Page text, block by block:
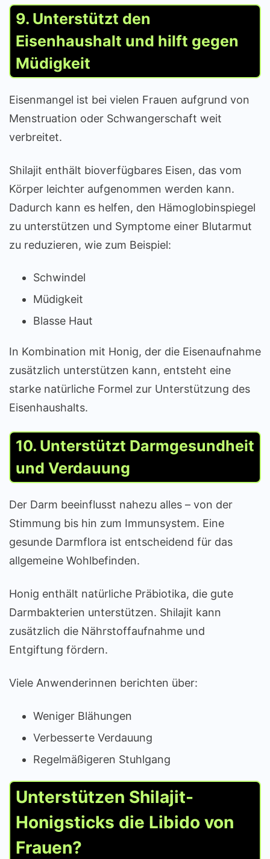
9. Unterstützt den
Eisenhaushalt und hilft gegen
Müdigkeit
Eisenmangel ist bei vielen Frauen aufgrund von
Menstruation oder Schwangerschaft weit
verbreitet.
Shilajit enthält bioverfügbares Eisen, das vom
Körper leichter aufgenommen werden kann.
Dadurch kann es helfen, den Hämoglobinspiegel
zu unterstützen und Symptome einer Blutarmut
zu reduzieren, wie zum Beispiel:
Schwindel
Müdigkeit
Blasse Haut
In Kombination mit Honig, der die Eisenaufnahme
zusätzlich unterstützen kann, entsteht eine
starke natürliche Formel zur Unterstützung des
Eisenhaushalts.
10. Unterstützt Darmgesundheit
und Verdauung
Der Darm beeinflusst nahezu alles – von der
Stimmung bis hin zum Immunsystem. Eine
gesunde Darmflora ist entscheidend für das
allgemeine Wohlbefinden.
Honig enthält natürliche Präbiotika, die gute
Darmbakterien unterstützen. Shilajit kann
zusätzlich die Nährstoffaufnahme und
Entgiftung fördern.
Viele Anwenderinnen berichten über:
Weniger Blähungen
Verbesserte Verdauung
Regelmäßigeren Stuhlgang
Unterstützen Shilajit-
Honigsticks die Libido von
Frauen?